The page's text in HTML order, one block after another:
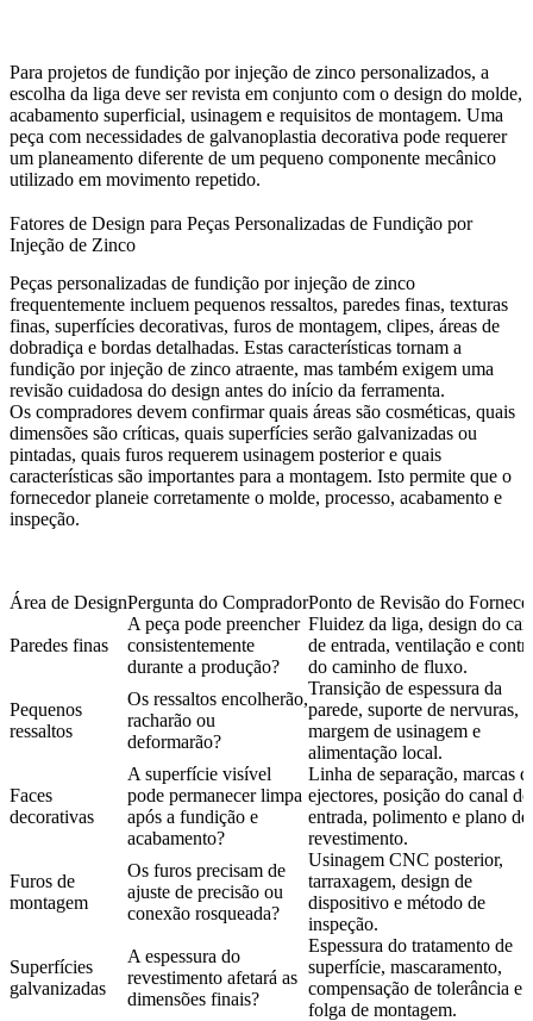
Para projetos de fundição por injeção de zinco personalizados, a
escolha da liga deve ser revista em conjunto com o design do molde,
acabamento superficial, usinagem e requisitos de montagem. Uma
peça com necessidades de galvanoplastia decorativa pode requerer
um planeamento diferente de um pequeno componente mecânico
utilizado em movimento repetido.
Fatores de Design para Peças Personalizadas de Fundição por
Injeção de Zinco
Peças personalizadas de fundição por injeção de zinco
frequentemente incluem pequenos ressaltos, paredes finas, texturas
finas, superfícies decorativas, furos de montagem, clipes, áreas de
dobradiça e bordas detalhadas. Estas características tornam a
fundição por injeção de zinco atraente, mas também exigem uma
revisão cuidadosa do design antes do início da ferramenta.
Os compradores devem confirmar quais áreas são cosméticas, quais
dimensões são críticas, quais superfícies serão galvanizadas ou
pintadas, quais furos requerem usinagem posterior e quais
características são importantes para a montagem. Isto permite que o
fornecedor planeie corretamente o molde, processo, acabamento e
inspeção.
Área de DesignPergunta do CompradorPonto de Revisão do
Paredes finas
A peça pode preencher
consistentemente
durante a produção?
Fluidez da liga, design do
de entrada, ventilação e
do caminho de fluxo.
Pequenos
ressaltos
Os ressaltos encolherão,
racharão ou
deformarão?
Transição de espessura da
parede, suporte de nervuras,
margem de usinagem e
alimentação local.
Faces
decorativas
A superfície visível
pode permanecer limpa
após a fundição e
acabamento?
Linha de separação, marcas
ejectores, posição do canal de
entrada, polimento e plano de
revestimento.
Furos de
montagem
Os furos precisam de
ajuste de precisão ou
conexão rosqueada?
Usinagem CNC posterior,
tarraxagem, design de
dispositivo e método de
inspeção.
Superfícies
galvanizadas
A espessura do
revestimento afetará as
dimensões finais?
Espessura do tratamento de
superfície, mascaramento,
compensação de tolerância e
folga de montagem.